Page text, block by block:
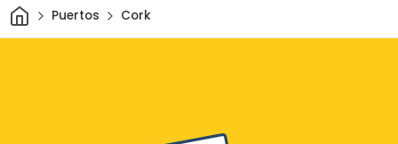
InicioPuertos Cork